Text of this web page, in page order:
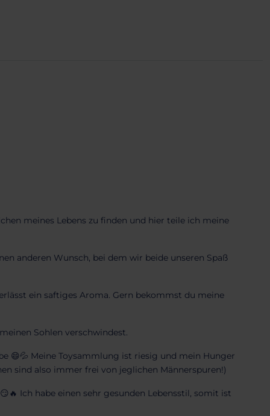
meines Lebens zu finden und hier teile ich meine
anderen Wunsch, bei dem wir beide unseren Spaß
ein saftiges Aroma. Gern bekommst du meine
Sohlen verschwindest.
😄💦 Meine Toysammlung ist riesig und mein Hunger
sind also immer frei von jeglichen Männerspuren!)
Ich habe einen sehr gesunden Lebensstil, somit ist